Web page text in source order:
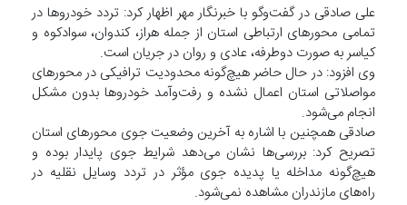
علی صادقی در گفت‌وگو با خبرنگار مهر اظهار کرد: تردد خودروها در
تمامی محورهای ارتباطی استان از جمله هراز، کندوان، سوادکوه و
کیاسر به صورت دوطرفه، عادی و روان در جریان است.
وی افزود: در حال حاضر هیچ‌گونه محدودیت ترافیکی در محورهای
مواصلاتی استان اعمال نشده و رفت‌وآمد خودروها بدون مشکل
انجام می‌شود.
صادقی همچنین با اشاره به آخرین وضعیت جوی محورهای استان
تصریح کرد: بررسی‌ها نشان می‌دهد شرایط جوی پایدار بوده و
هیچ‌گونه مداخله یا پدیده جوی مؤثر در تردد وسایل نقلیه در
راه‌های مازندران مشاهده نمی‌شود.